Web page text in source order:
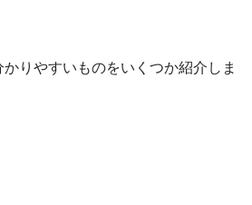
りやすいものをいくつか紹介しま